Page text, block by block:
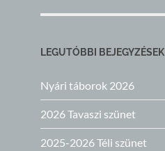
LEGUTÓBBI BEJEGYZÉSEK
Nyári táborok 2026
2026 Tavaszi szünet
2025-2026 Téli szünet